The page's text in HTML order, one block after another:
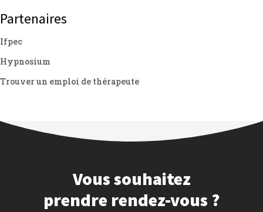
Partenaires
Ifpec
Hypnosium
Trouver un emploi de thérapeute
Vous souhaitez
prendre rendez-vous ?